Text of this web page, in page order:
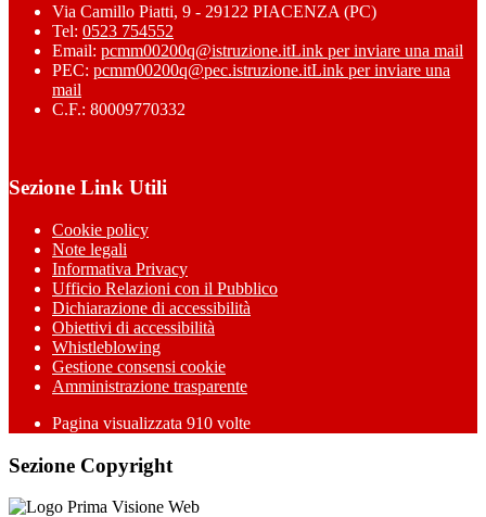
Via Camillo Piatti, 9 - 29122 PIACENZA (PC)
Tel: 0523 754552
Email: pcmm00200q@istruzione.itLink per inviare una mail
PEC: pcmm00200q@pec.istruzione.itLink per inviare una
mail
C.F.: 80009770332
Sezione Link Utili
Cookie policy
Note legali
Informativa Privacy
Ufficio Relazioni con il Pubblico
Dichiarazione di accessibilità
Obiettivi di accessibilità
Whistleblowing
Gestione consensi cookie
Amministrazione trasparente
Pagina visualizzata 910 volte
Sezione Copyright